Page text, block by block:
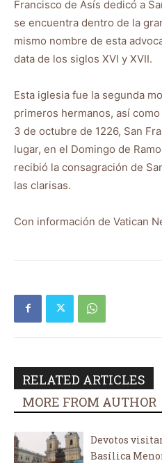
Francisco de Asís dedicó a
se encuentra dentro de la
mismo nombre de esta
data de los siglos XVI y XVII.
Esta iglesia fue la segunda
primeros hermanos, así
3 de octubre de 1226, San
lugar, en el Domingo de
recibió la consagración de
las clarisas.
Con información de Vatican
RELATED ARTICLES
MORE FROM AUTHOR
Devotos
Basílica